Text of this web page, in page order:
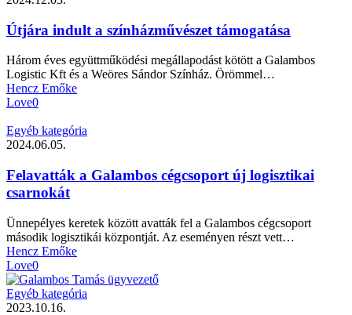
Útjára indult a színházművészet támogatása
Három éves együttműködési megállapodást kötött a Galambos
Logistic Kft és a Weöres Sándor Színház. Örömmel…
Hencz Emőke
Love0
Egyéb kategória
2024.06.05.
Felavatták a Galambos cégcsoport új logisztikai
csarnokát
Ünnepélyes keretek között avatták fel a Galambos cégcsoport
második logisztikái központját. Az eseményen részt vett…
Hencz Emőke
Love0
Egyéb kategória
2023.10.16.